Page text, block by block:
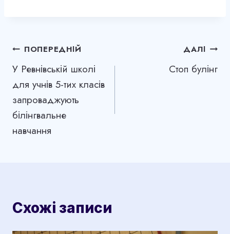
Навігація
записів
ПОПЕРЕДНІЙ
У Ревнівській школі
для учнів 5-тих класів
запроваджують
білінгвальне
навчання
ДАЛІ
Стоп булінг
Схожі записи